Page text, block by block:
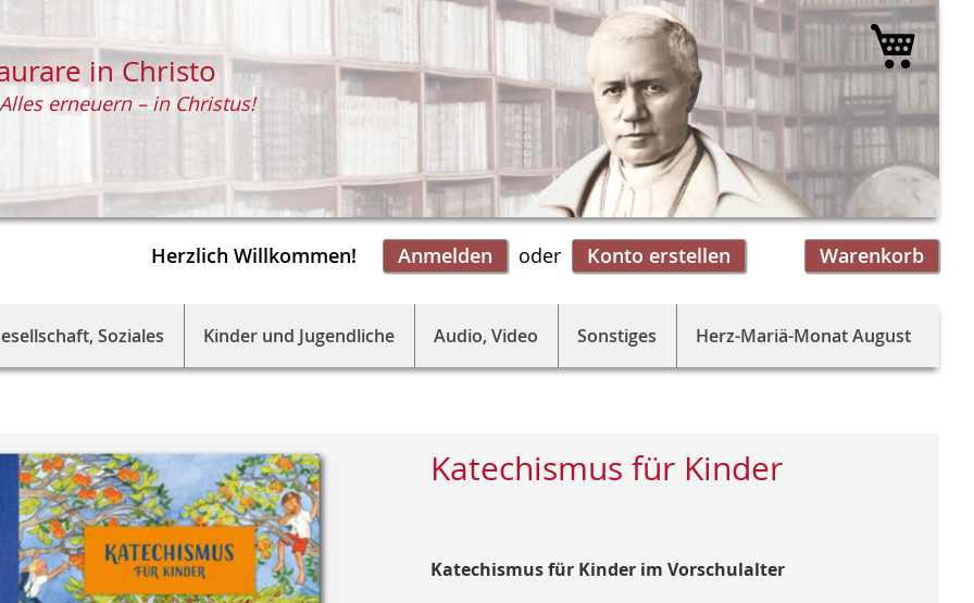
Herzlich Willkommen! Anmelden Warenkorb
Konto erstellen
in Christo
Alles erneuern – in Christus!
Mein
Soziales Kinder und Jugendliche Audio, Video Sonstiges Herz-Mariä-Monat August
Katechismus für Kinder
Katechismus für Kinder im Vorschulalter